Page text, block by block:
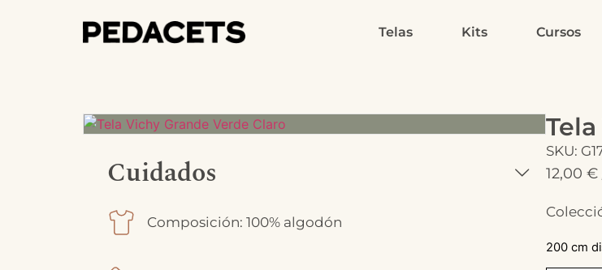
Telas Kits Cursos
Cuidados
Composición: 100% algodón
SKU:
12,00 €
200 cm